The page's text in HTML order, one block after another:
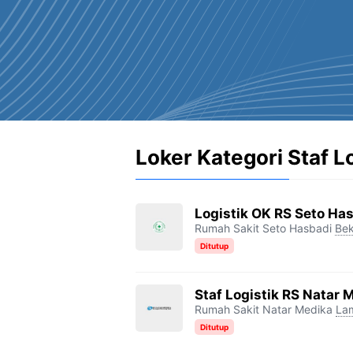
Loker Kategori Staf
Logistik OK RS Seto
Rumah Sakit Seto Hasbadi
Ditutup
Staf Logistik RS Natar
Rumah Sakit Natar Medika
Ditutup